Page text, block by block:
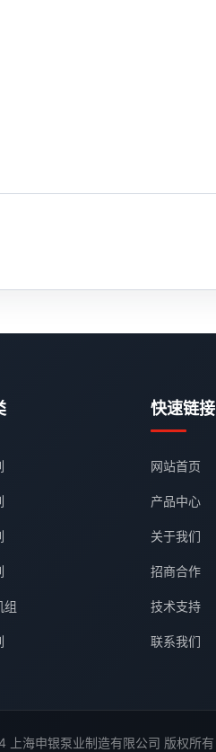
组
快速链接
网站首页
产品中心
关于我们
招商合作
技术支持
联系我们
上海申银泵业制造有限公司 版权所有